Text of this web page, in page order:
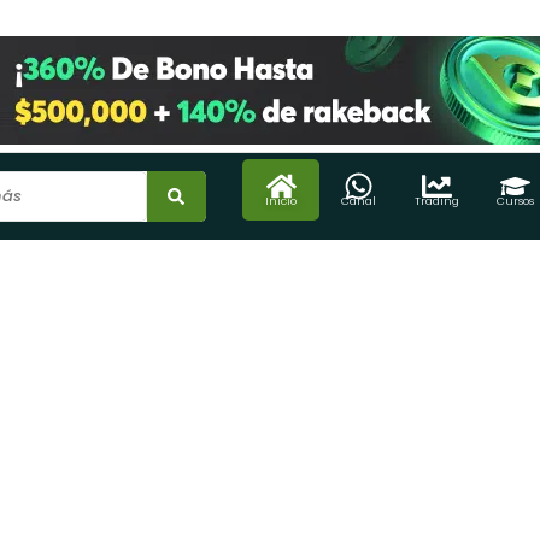
Inicio Canal Trading Cursos